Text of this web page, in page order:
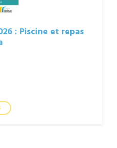
: Piscine et repas